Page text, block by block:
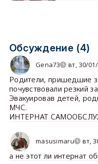
Обсуждение (4)
Gena73 вт, 30/
Родители, пришедшие
почувствовали резкий
Эвакуировав детей,
МЧС.
ИНТЕРНАТ
masusimaru вт,
а не этот ли интернат